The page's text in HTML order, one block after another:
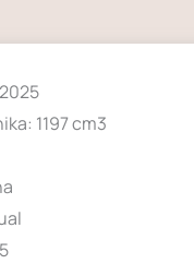
1197 cm3